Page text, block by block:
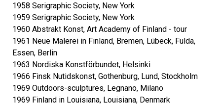
1958 Serigraphic Society, New York
1959 Serigraphic Society, New York
1960 Abstrakt Konst, Art Academy of Finland - tour
1961 Neue Malerei in Finland, Bremen, Lübeck, Fulda,
Essen, Berlin
1963 Nordiska Konstförbundet, Helsinki
1966 Finsk Nutidskonst, Gothenburg, Lund, Stockholm
1969 Outdoors-sculptures, Legnano, Milano
1969 Finland in Louisiana, Louisiana, Denmark